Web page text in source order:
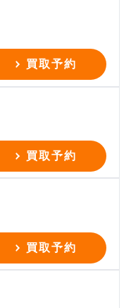
買取予約
買取予約
買取予約